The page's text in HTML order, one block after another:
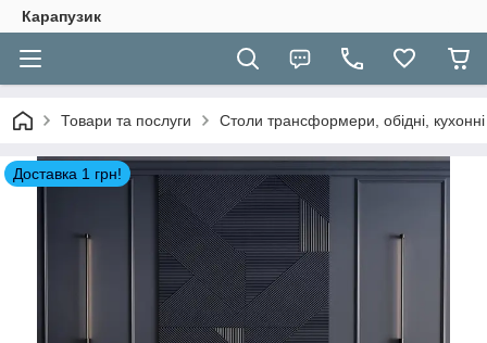
Карапузик
Товари та послуги Столи трансформери, обідні, кухонні
Доставка 1 грн!